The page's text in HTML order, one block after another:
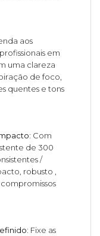
aos
em
uma clareza
de foco,
quentes e tons
Com
de 300
/
robusto ,
Fixe as